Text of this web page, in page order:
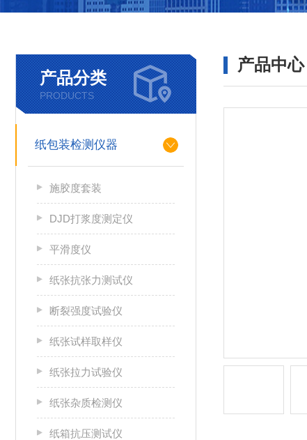
产品分类
PRODUCTS
纸包装检测仪器
施胶度套装
DJD打浆度测定仪
平滑度仪
纸张抗张力测试仪
断裂强度试验仪
纸张试样取样仪
纸张拉力试验仪
纸张杂质检测仪
纸箱抗压测试仪
产品中心